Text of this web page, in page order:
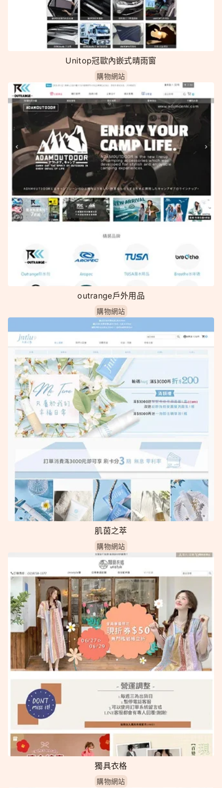
Unitop冠歐內嵌式晴雨窗
購物網站
outrange戶外用品
購物網站
肌茵之萃
購物網站
獨具衣格
購物網站